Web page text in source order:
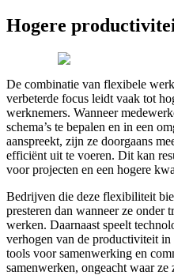
Hogere
De combinatie van flexibele
verbeterde focus leidt vaak tot
werknemers. Wanneer
schema’s te bepalen en in een
aanspreekt, zijn ze doorgaans
efficiënt uit te voeren. Dit kan
voor projecten en een hogere
Bedrijven die deze flexibiliteit
presteren dan wanneer ze onder
werken. Daarnaast speelt
verhogen van de productiviteit
tools voor samenwerking en
samenwerken, ongeacht waar ze